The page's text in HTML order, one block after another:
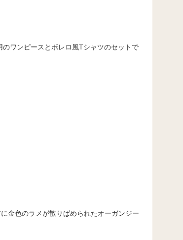
ワンピースとボレロ風Tシャツのセットで
金色のラメが散りばめられたオーガンジー